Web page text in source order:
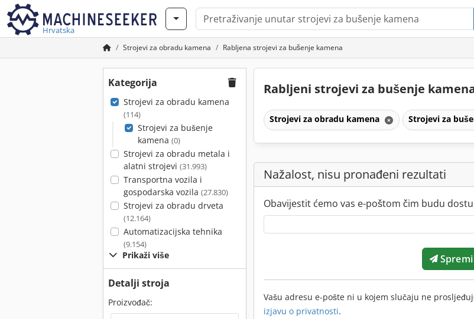
Hrvatska
Strojevi za obradu kamena Rabljena strojevi za bušenje kamena
Kategorija
Strojevi za obradu kamena
(114)
Strojevi za bušenje
kamena (0)
Strojevi za obradu metala i
alatni strojevi (31.993)
Transportna vozila i
gospodarska vozila (27.830)
Strojevi za obradu drveta
(12.164)
Automatizacijska tehnika
(9.154)
Prikaži više
Detalji stroja
Proizvođač:
Rabljeni strojevi za bušenje
Strojevi za obradu kamena Strojevi za
Nažalost, nisu pronađeni rezultati
Obavijestit ćemo vas e-poštom čim budu
Vašu adresu e-pošte ni u kojem slučaju ne
izjavu o privatnosti.